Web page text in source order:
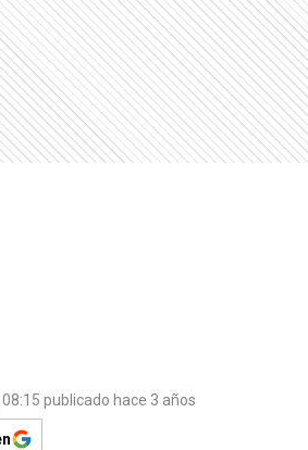
publicado hace 3 años